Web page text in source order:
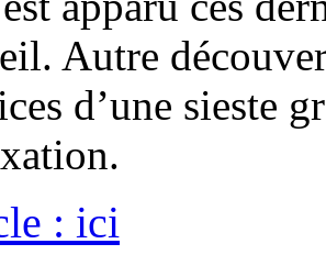
Autre
d’une sieste
: ici